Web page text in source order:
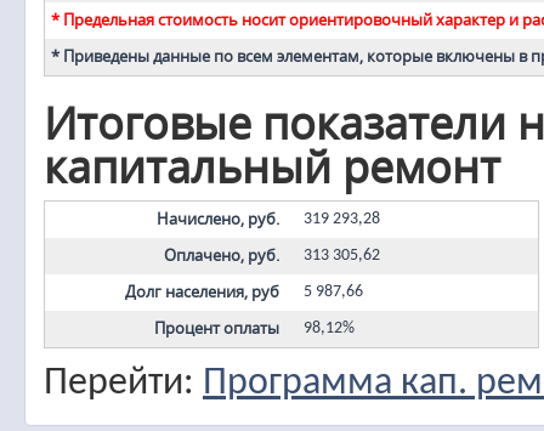
* Предельная стоимость носит ориентировочный характер и
* Приведены данные по всем элементам, которые включены в
Итоговые показатели
капитальный ремонт
Начислено, руб. 319 293,28
Оплачено, руб. 313 305,62
Долг населения, руб 5 987,66
Процент оплаты 98,12%
Перейти: Программа кап.